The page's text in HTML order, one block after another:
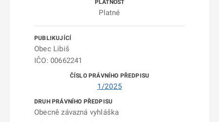
Platné
Obec Libiš
IČO: 00662241
1/2025
Obecně závazná vyhláška